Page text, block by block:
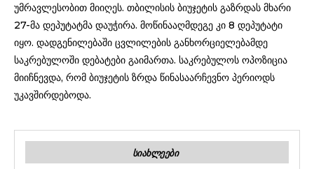
უმრავლესობით მიიღეს. თბილისის ბიუჯეტის გაზრდას მხარი
27-მა დეპუტატმა დაუჭირა. მოწინააღმდეგე კი 8 დეპუტატი
იყო. დადგენილებაში ცვლილების განხორციელებამდე
საკრებულოში დებატები გაიმართა. საკრებულოს ოპოზიცია
მიიჩნევდა, რომ ბიუჯეტის ზრდა წინასაარჩევნო პერიოდს
უკავშირდებოდა.
ᲡᲘᲐᲮᲚᲔᲔᲑᲘ